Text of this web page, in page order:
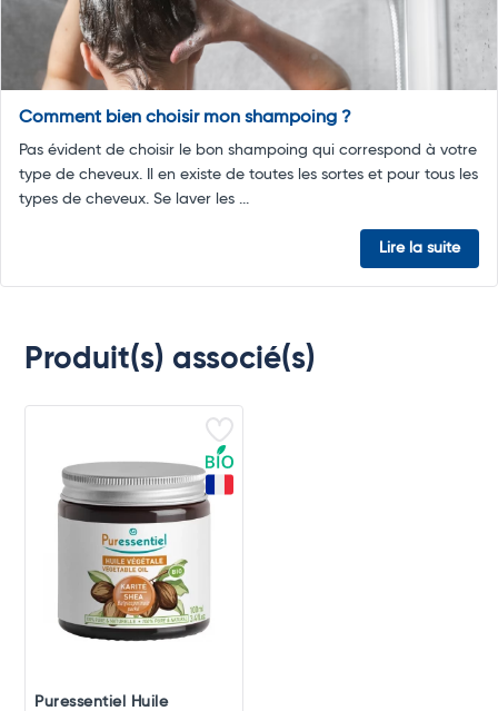
Comment bien choisir mon shampoing ?
Pas évident de choisir le bon shampoing qui correspond à votre
type de cheveux. Il en existe de toutes les sortes et pour tous les
types de cheveux. Se laver les ...
Lire la suite
Produit(s) associé(s)
Puressentiel Huile